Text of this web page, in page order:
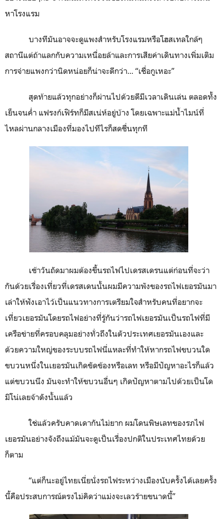
หาโรงแรม
บางทีมันอาจจะดูแพงสำหรับโรงแรมหรือโฮสเทลใกล้ๆ
สถานีแต่ถ้าแลกกับความเหนื่อยล้าและการเสียค่าเดินทางเพิ่มเติม
การจ่ายแพงกว่านิดหน่อยก็น่าจะดีกว่า... “เชื่อกูเหอะ”
สุดท้ายแล้วทุกอย่างก็ผ่านไปด้วยดีมีเวลาเดินเล่น ตลอดทั้ง
เย็นจนค่ำ แฟรงก์เฟิร์ทก็มีสเน่ห์อยู่บ้าง โดยเฉพาะแม่น้ำไมน์ที่
ไหลผ่านกลางเมืองที่มองไปทีไรก็สดชื่นทุกที
เช้าวันถัดมาผมต้องขึ้นรถไฟไปเดรสเดรนแต่ก่อนที่จะว่า
กันด้วยเรื่องเที่ยวที่เดรสเดนนั้นผมมีความพังของรถไฟเยอรมันมา
เล่าให้ฟังเอาไว้เป็นแนวทางการเตรียมใจสำหรับคนที่อยากจะ
เที่ยวเยอรมันโดยรถไฟอย่างที่รู้กันว่ารถไฟเยอรมันเป็นรถไฟที่มี
เครือข่ายที่ครอบคลุมอย่างทั่วถึงในตัวประเทศเยอรมันเองและ
ด้วยความใหญ่ของระบบรถไฟนี่แหละที่ทำให้หากรถไฟขบวนใด
ขบวนหนึ่งในเยอรมันเกิดขัดข้องหรือเลท หรือมีปัญหาอะไรก็แล้ว
แต่ขบวนนึง มันจะทำให้ขบวนอื่นๆ เกิดปัญหาตามไปด้วยเป็นโด
มิโน่เลยจ้าดังนั้นแล้ว
ใช่แล้วครับคาดเดากันไม่ยาก ผมโดนพิษเลทของรภไฟ
เยอรมันอย่างจังถึงแม้มันจะดูเป็นเรื่องปกติในประเทศไทยด้วย
ก็ตาม
“แต่ก็นะอยู่ไทยเนี่ยนั่งรถไฟระหว่างเมืองนับครั้งได้เลยครั้ง
นี้คือประสบการณ์ตรงไม่คิดว่าแม่งจะเลวร้ายขนาดนี้”